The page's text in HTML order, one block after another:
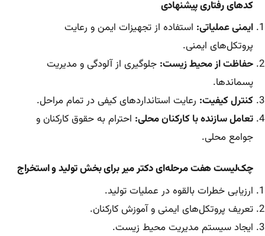
کدهای رفتاری پیشنهادی
ایمنی عملیاتی: استفاده از تجهیزات ایمن و رعایت
پروتکل‌های ایمنی.
حفاظت از محیط زیست: جلوگیری از آلودگی و مدیریت
پسماندها.
کنترل کیفیت: رعایت استانداردهای کیفی در تمام مراحل.
تعامل سازنده با کارکنان محلی: احترام به حقوق کارکنان و
جوامع محلی.
چک‌لیست هفت مرحله‌ای دکتر میر برای بخش تولید و استخراج
ارزیابی خطرات بالقوه در عملیات تولید.
تعریف پروتکل‌های ایمنی و آموزش کارکنان.
ایجاد سیستم مدیریت محیط زیست.